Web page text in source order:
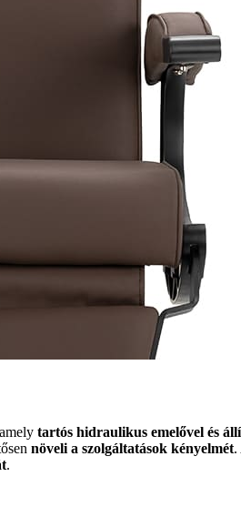
tartós hidraulikus emelővel és
növeli a szolgáltatások kényelmét.
.